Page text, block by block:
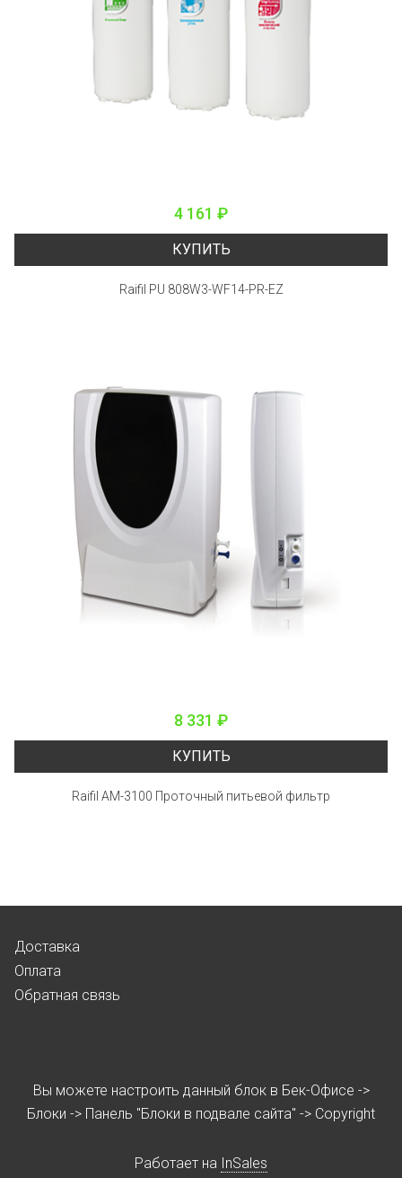
4 161 ₽
КУПИТЬ
Raifil PU 808W3-WF14-PR-EZ
8 331 ₽
КУПИТЬ
Raifil AM-3100 Проточный питьевой фильтр
Доставка
Оплата
Обратная связь
Вы можете настроить данный блок в Бек-Офисе ->
Блоки -> Панель "Блоки в подвале сайта" -> Copyright
Работает на InSales